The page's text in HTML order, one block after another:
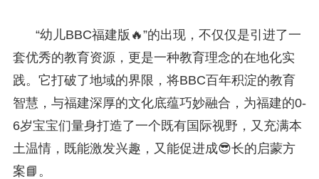
“幼儿BBC福建版🔥”的出现，不仅仅是引进了一
套优秀的教育资源，更是一种教育理念的在地化实
践。它打破了地域的界限，将BBC百年积淀的教育
智慧，与福建深厚的文化底蕴巧妙融合，为福建的0-
6岁宝宝们量身打造了一个既有国际视野，又充满本
土温情，既能激发兴趣，又能促进成😎长的启蒙方
案📘。